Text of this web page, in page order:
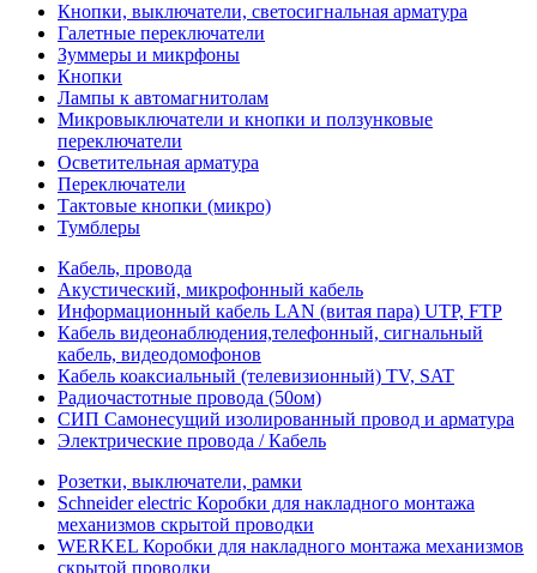
Кнопки, выключатели, светосигнальная арматура
Галетные переключатели
Зуммеры и микрфоны
Кнопки
Лампы к автомагнитолам
Микровыключатели и кнопки и ползунковые
переключатели
Осветительная арматура
Переключатели
Тактовые кнопки (микро)
Тумблеры
Кабель, провода
Акустический, микрофонный кабель
Информационный кабель LAN (витая пара) UTP, FTP
Кабель видеонаблюдения,телефонный, сигнальный
кабель, видеодомофонов
Кабель коаксиальный (телевизионный) TV, SAT
Радиочастотные провода (50ом)
СИП Самонесущий изолированный провод и арматура
Электрические провода / Кабель
Розетки, выключатели, рамки
Schneider electric Коробки для накладного монтажа
механизмов скрытой проводки
WERKEL Коробки для накладного монтажа механизмов
скрытой проводки